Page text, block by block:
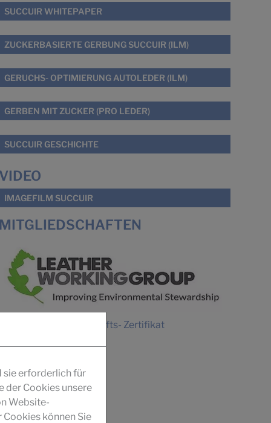
SUCCUIR WHITEPAPER
ZUCKERBASIERTE GERBUNG SUCCUIR (ILM)
GERUCHS- OPTIMIERUNG AUTOLEDER (ILM)
GERBEN MIT ZUCKER (PRO LEDER)
SUCCUIR GESCHICHTE
VIDEO
IMAGEFILM SUCCUIR
MITGLIEDSCHAFTEN
Download Mitgliedschafts- Zertifikat
sie erforderlich für
der Cookies unsere
Website-
können Sie